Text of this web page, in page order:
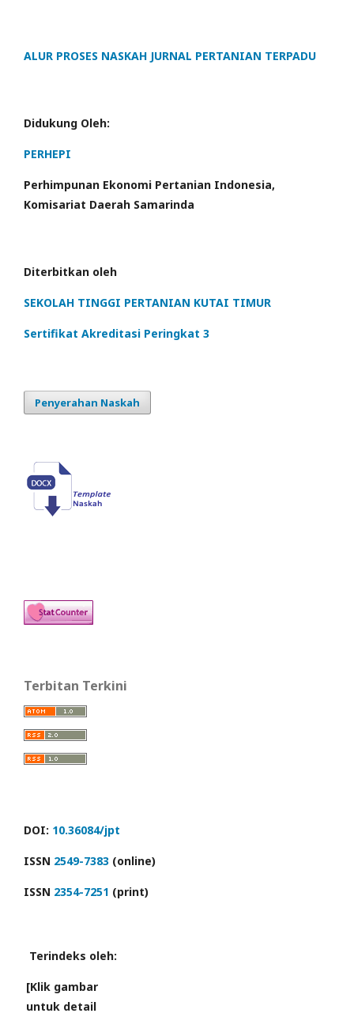
ALUR PROSES NASKAH JURNAL PERTANIAN TERPADU
Didukung Oleh:
PERHEPI
Perhimpunan Ekonomi Pertanian Indonesia,
Komisariat Daerah Samarinda
Diterbitkan oleh
SEKOLAH TINGGI PERTANIAN KUTAI TIMUR
Sertifikat Akreditasi Peringkat 3
Penyerahan Naskah
Terbitan Terkini
DOI: 10.36084/jpt
ISSN 2549-7383 (online)
ISSN 2354-7251 (print)
Terindeks oleh:
[Klik gambar
untuk detail